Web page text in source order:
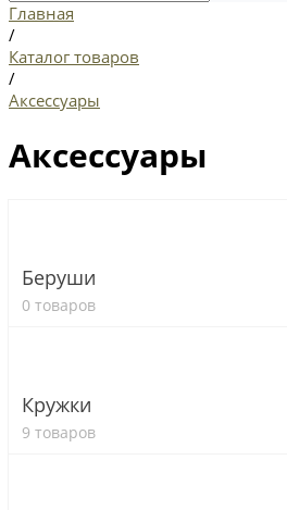
Главная
/
Каталог товаров
/
Аксессуары
Аксессуары
Беруши
0 товаров
Кружки
9 товаров